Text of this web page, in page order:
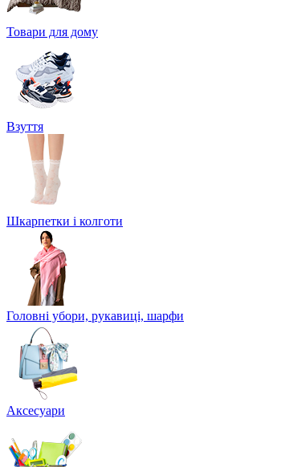
Товари для дому
Взуття
Шкарпетки і колготи
Головні убори, рукавиці, шарфи
Аксесуари